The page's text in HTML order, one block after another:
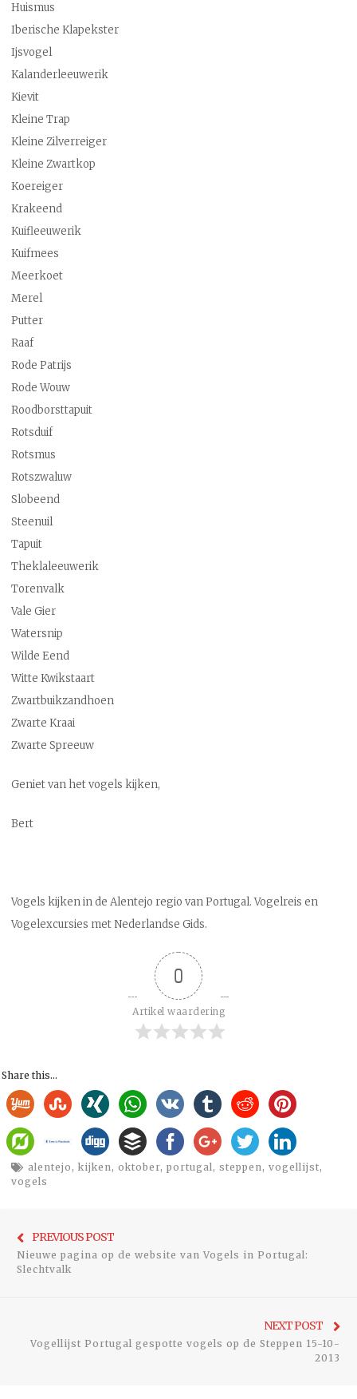
Huismus
Iberische Klapekster
Ijsvogel
Kalanderleeuwerik
Kievit
Kleine Trap
Kleine Zilverreiger
Kleine Zwartkop
Koereiger
Krakeend
Kuifleeuwerik
Kuifmees
Meerkoet
Merel
Putter
Raaf
Rode Patrijs
Rode Wouw
Roodborsttapuit
Rotsduif
Rotsmus
Rotszwaluw
Slobeend
Steenuil
Tapuit
Theklaleeuwerik
Torenvalk
Vale Gier
Watersnip
Wilde Eend
Witte Kwikstaart
Zwartbuikzandhoen
Zwarte Kraai
Zwarte Spreeuw
Geniet van het vogels kijken,
Bert
Vogels kijken in de Alentejo regio van Portugal. Vogelreis en
Vogelexcursies met Nederlandse Gids.
0
Artikel waardering
Share this...
alentejo , kijken, oktober, portugal, steppen, vogellijst,
vogels
navigatie
PREVIOUS POST
Nieuwe pagina op de website van Vogels in Portugal:
Slechtvalk
NEXT POST
Vogellijst Portugal gespotte vogels op de Steppen 15-10-
2013